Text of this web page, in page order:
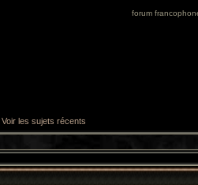
forum
Voir les sujets récents